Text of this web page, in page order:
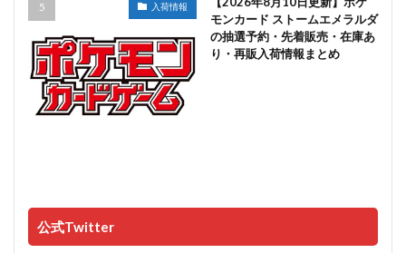
入荷情報
モンカード ストームエメラルダ
の抽選予約・先着販売・在庫あ
り・再販入荷情報まとめ
公式Twitter